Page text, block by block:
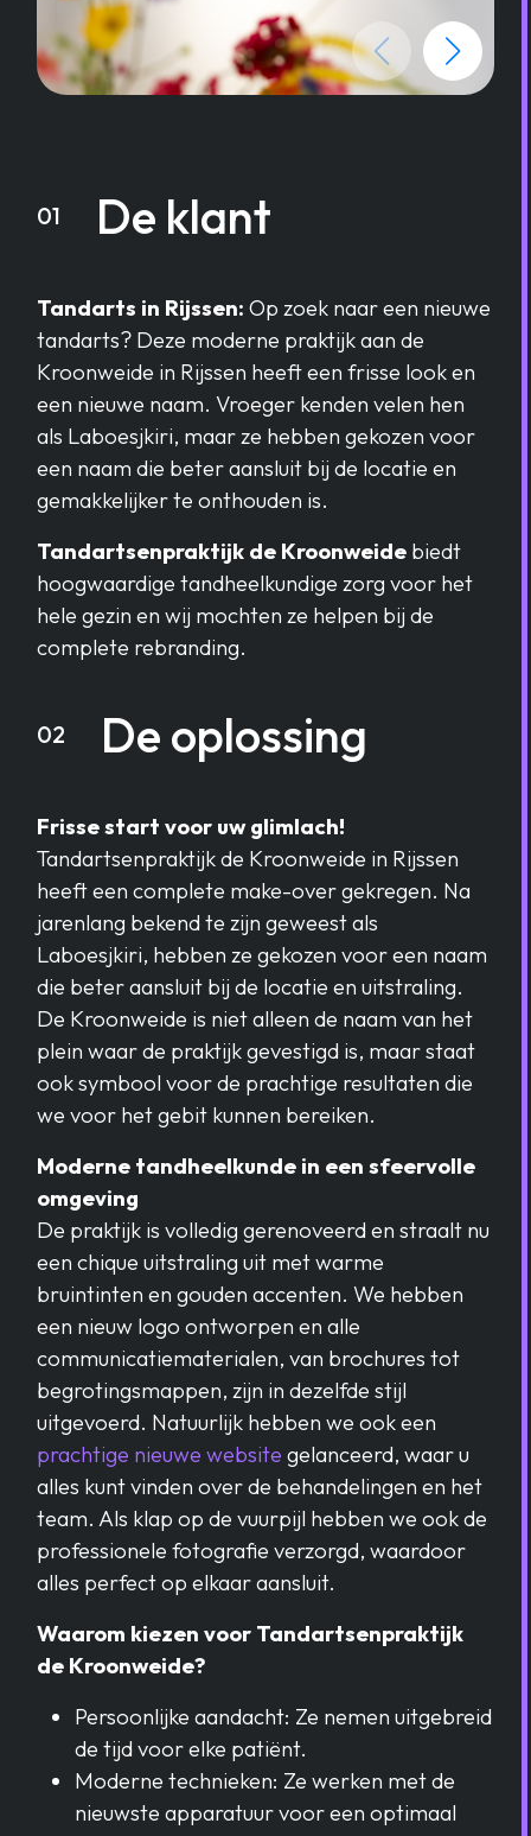
01 De klant
Tandarts in Rijssen: Op zoek naar een nieuwe
tandarts? Deze moderne praktijk aan de
Kroonweide in Rijssen heeft een frisse look en
een nieuwe naam. Vroeger kenden velen hen
als Laboesjkiri, maar ze hebben gekozen voor
een naam die beter aansluit bij de locatie en
gemakkelijker te onthouden is.
Tandartsenpraktijk de Kroonweide biedt
hoogwaardige tandheelkundige zorg voor het
hele gezin en wij mochten ze helpen bij de
complete rebranding.
02 De oplossing
Frisse start voor uw glimlach!
Tandartsenpraktijk de Kroonweide in Rijssen
heeft een complete make-over gekregen. Na
jarenlang bekend te zijn geweest als
Laboesjkiri, hebben ze gekozen voor een naam
die beter aansluit bij de locatie en uitstraling.
De Kroonweide is niet alleen de naam van het
plein waar de praktijk gevestigd is, maar staat
ook symbool voor de prachtige resultaten die
we voor het gebit kunnen bereiken.
Moderne tandheelkunde in een sfeervolle
omgeving
De praktijk is volledig gerenoveerd en straalt nu
een chique uitstraling uit met warme
bruintinten en gouden accenten. We hebben
een nieuw logo ontworpen en alle
communicatiematerialen, van brochures tot
begrotingsmappen, zijn in dezelfde stijl
uitgevoerd. Natuurlijk hebben we ook een
prachtige nieuwe website gelanceerd, waar u
alles kunt vinden over de behandelingen en het
team. Als klap op de vuurpijl hebben we ook de
professionele fotografie verzorgd, waardoor
alles perfect op elkaar aansluit.
Waarom kiezen voor Tandartsenpraktijk
de Kroonweide?
Persoonlijke aandacht: Ze nemen uitgebreid
de tijd voor elke patiënt.
Moderne technieken: Ze werken met de
nieuwste apparatuur voor een optimaal